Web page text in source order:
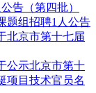
告（第四批）
题组招聘1人公告
北京市第十七届
公示北京市第十
项目技术官员名